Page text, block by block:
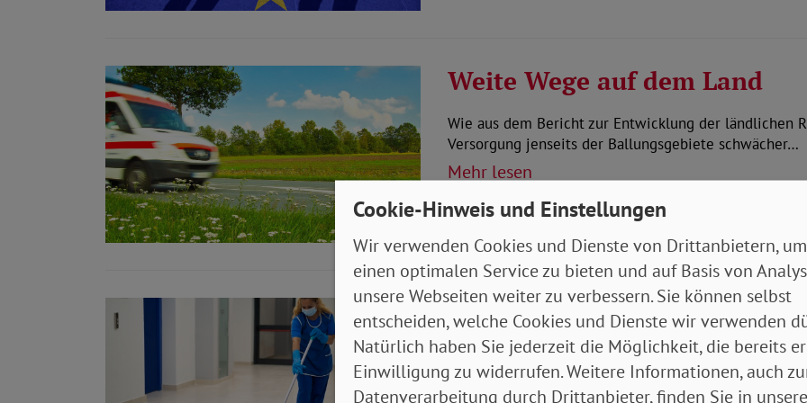
Weite Wege auf dem Land
Wie aus dem Bericht zur Entwicklung der ländlichen
Versorgung jenseits der Ballungsgebiete schwächer…
Mehr lesen
12.11.2020Aktuelles Gesundheit
Erste Schritte zum
Während der deutschen Ratspräsidentschaft hat die
europäischen Mindestlohn vorgestellt. Dieser soll sich
Cookie-Hinweis und Einstellungen
Wir verwenden Cookies und Dienste von Drittanbietern,
einen optimalen Service zu bieten und auf Basis von
unsere Webseiten weiter zu verbessern. Sie können selbst
entscheiden, welche Cookies und Dienste wir verwenden
Natürlich haben Sie jederzeit die Möglichkeit, die bereits
Einwilligung zu widerrufen. Weitere Informationen, auch
Datenverarbeitung durch Drittanbieter, finden Sie in